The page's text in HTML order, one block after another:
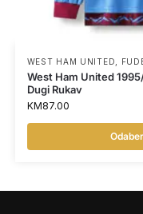
WEST HAM UNITED
West Ham United
Dugi Rukav
KM87.00